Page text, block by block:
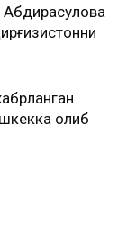
Абдирасулова
олиб